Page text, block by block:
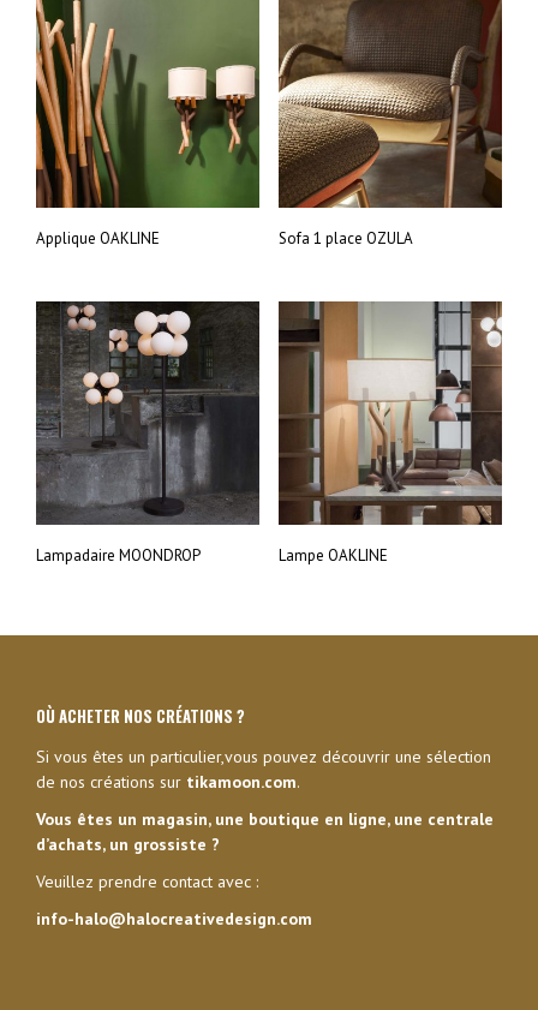
Applique OAKLINE Sofa 1 place OZULA
Lampadaire MOONDROP Lampe OAKLINE
OÙ ACHETER NOS CRÉATIONS ?
Si vous êtes un particulier,vous pouvez découvrir une sélection
de nos créations sur tikamoon.com.
Vous êtes un magasin, une boutique en ligne, une centrale
d’achats, un grossiste ?
Veuillez prendre contact avec :
info-halo@halocreativedesign.com